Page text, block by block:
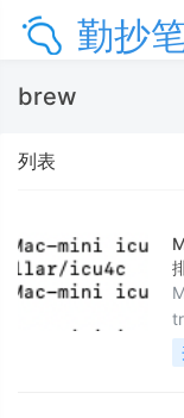
勤抄
brew
列表
'/